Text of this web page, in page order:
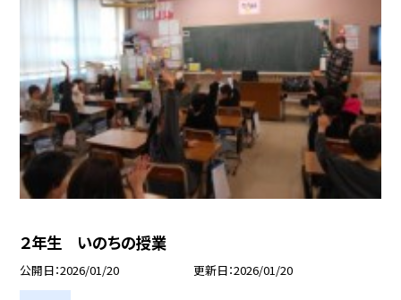
２年生 いのちの授業
公開日 2026/01/20 更新日 2026/01/20